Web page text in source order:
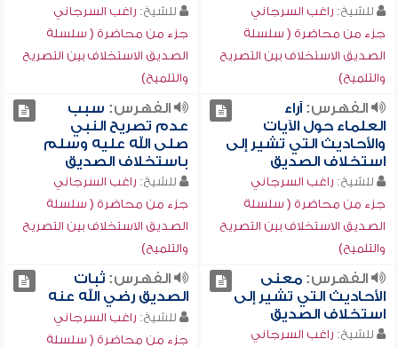
للشيخ: راغب السرجاني
جزء من محاضرة ( سلسلة
الصديق الاستخلاف بين التصريح
والتلميح)
للشيخ: راغب السرجاني
جزء من محاضرة ( سلسلة
الصديق الاستخلاف بين التصريح
والتلميح)
الفهرس:آراء
العلماء حول الآيات
والأحاديث التي تشير إلى
استخلاف الصديق
للشيخ: راغب السرجاني
جزء من محاضرة ( سلسلة
الصديق الاستخلاف بين التصريح
والتلميح)
الفهرس: سبب
عدم تصريح النبي
صلى الله عليه وسلم
باستخلاف الصديق
للشيخ: راغب السرجاني
جزء من محاضرة ( سلسلة
الصديق الاستخلاف بين التصريح
والتلميح)
الفهرس:معنى
الأحاديث التي تشير إلى
استخلاف الصديق
للشيخ: راغب السرجاني
الفهرس:ثبات
الصديق رضي الله عنه
للشيخ: راغب السرجاني
جزء من محاضرة ( سلسلة